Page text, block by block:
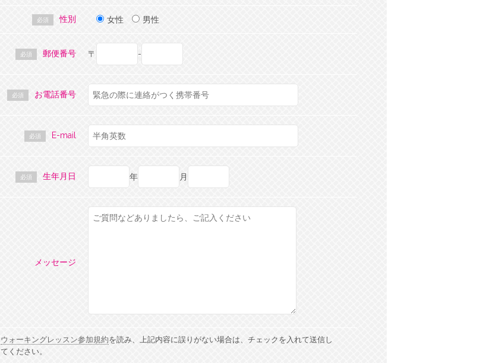
必須 性別 女性 男性
必須 郵便番号 〒 -
必須 お電話番号
必須 E-mail
必須 生年月日 年 月
メッセージ
ウォーキングレッスン参加規約を読み、上記内容に誤りがない場合は、チェックを入れて送信し
てください。